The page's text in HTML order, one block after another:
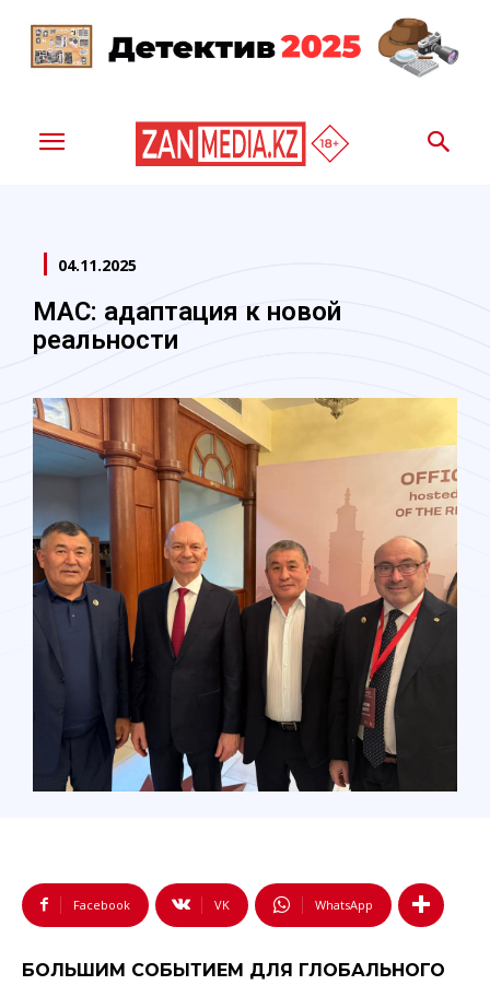
04.11.2025
МАС: адаптация к новой
реальности
Facebook VK WhatsApp
БОЛЬШИМ СОБЫТИЕМ ДЛЯ ГЛОБАЛЬНОГО